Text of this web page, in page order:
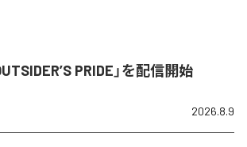
PRIDE」を配信開始
2026.8.9